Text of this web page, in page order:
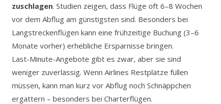
zuschlagen. Studien zeigen, dass Flüge oft 6–8 Wochen
vor dem Abflug am günstigsten sind. Besonders bei
Langstreckenflügen kann eine frühzeitige Buchung (3–6
Monate vorher) erhebliche Ersparnisse bringen.
Last-Minute-Angebote gibt es zwar, aber sie sind
weniger zuverlässig. Wenn Airlines Restplätze füllen
müssen, kann man kurz vor Abflug noch Schnäppchen
ergattern – besonders bei Charterflügen.